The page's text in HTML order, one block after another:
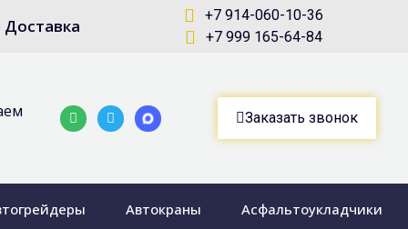
Доставка
+7 914-060-10-36
+7 999 165-64-84
WhatsappTelegram-
plane Заказать звонок
Автокраны Асфальтоукладчики